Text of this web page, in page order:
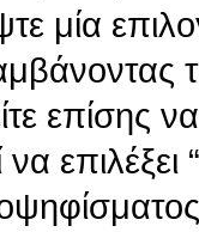
μία
επίσης
επιλέξει